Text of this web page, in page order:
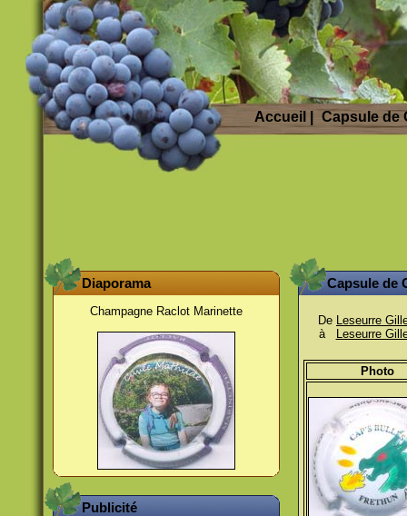
Accueil Capsule de
Diaporama
Champagne Raclot Marinette
Publicité
Capsule de
De Leseurre
à
Leseurre
Photo